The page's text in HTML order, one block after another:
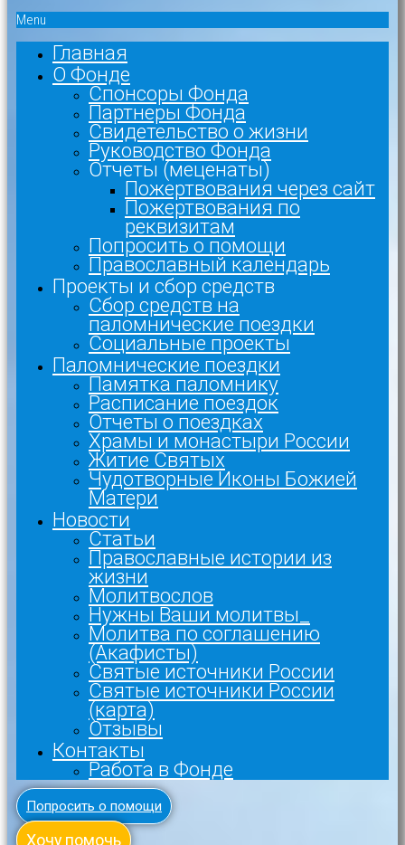
Menu
Главная
О Фонде
Спонсоры Фонда
Партнеры Фонда
Свидетельство о жизни
Руководство Фонда
Отчеты (меценаты)
Пожертвования через сайт
Пожертвования по
реквизитам
Попросить о помощи
Православный календарь
Проекты и сбор средств
Сбор средств на
паломнические поездки
Социальные проекты
Паломнические поездки
Памятка паломнику
Расписание поездок
Отчеты о поездках
Храмы и монастыри России
Житие Святых
Чудотворные Иконы Божией
Матери
Новости
Статьи
Православные истории из
жизни
Молитвослов
Нужны Ваши молитвы_
Молитва по соглашению
(Акафисты)
Святые источники России
Святые источники России
(карта)
Отзывы
Контакты
Работа в Фонде
Попросить о помощи
Хочу помочь